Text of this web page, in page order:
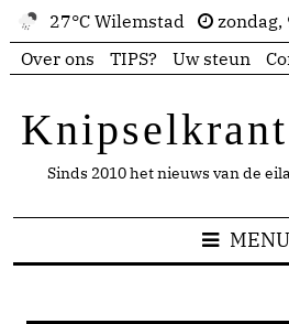
27°C Wilemstad
zondag,
Over ons
TIPS? Uw steun
Sinds 2010 het nieuws van de
MENU